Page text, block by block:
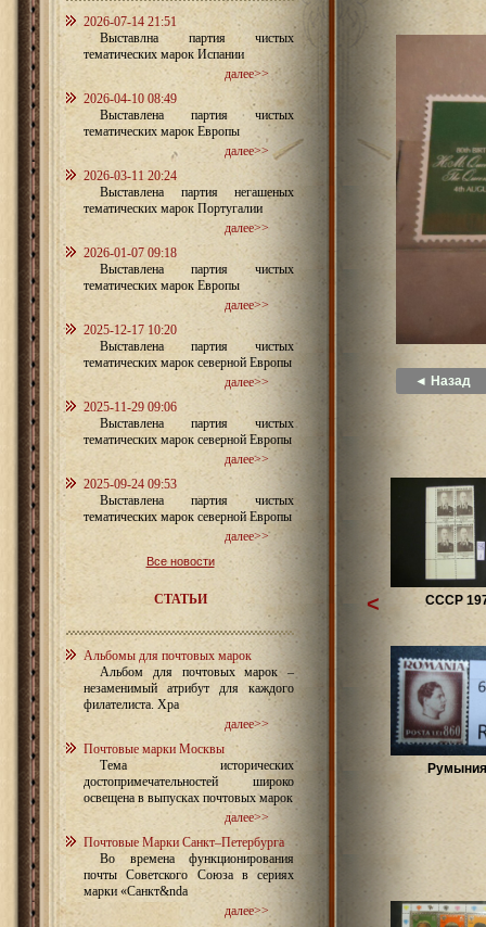
2026-07-14 21:51
Выставлна партия чистых
тематических марок Испании
далее>>
2026-04-10 08:49
Выставлена партия чистых
тематических марок Европы
далее>>
2026-03-11 20:24
Выставлена партия негашеных
тематических марок Португалии
далее>>
2026-01-07 09:18
Выставлена партия чистых
тематических марок Европы
далее>>
2025-12-17 10:20
Выставлена партия чистых
тематических марок северной Европы
далее>>
2025-11-29 09:06
Выставлена партия чистых
тематических марок северной Европы
далее>>
2025-09-24 09:53
Выставлена партия чистых
тематических марок северной Европы
далее>>
Все новости
СТАТЬИ
Альбомы для почтовых марок
Альбом для почтовых марок –
незаменимый атрибут для каждого
филателиста. Хра
далее>>
Почтовые марки Москвы
Тема исторических
достопримечательностей широко
освещена в выпусках почтовых марок
далее>>
Почтовые Марки Санкт–Петербурга
Во времена функционирования
почты Советского Союза в сериях
марки «Санкт&nda
далее>>
◄ Назад
СССР
<